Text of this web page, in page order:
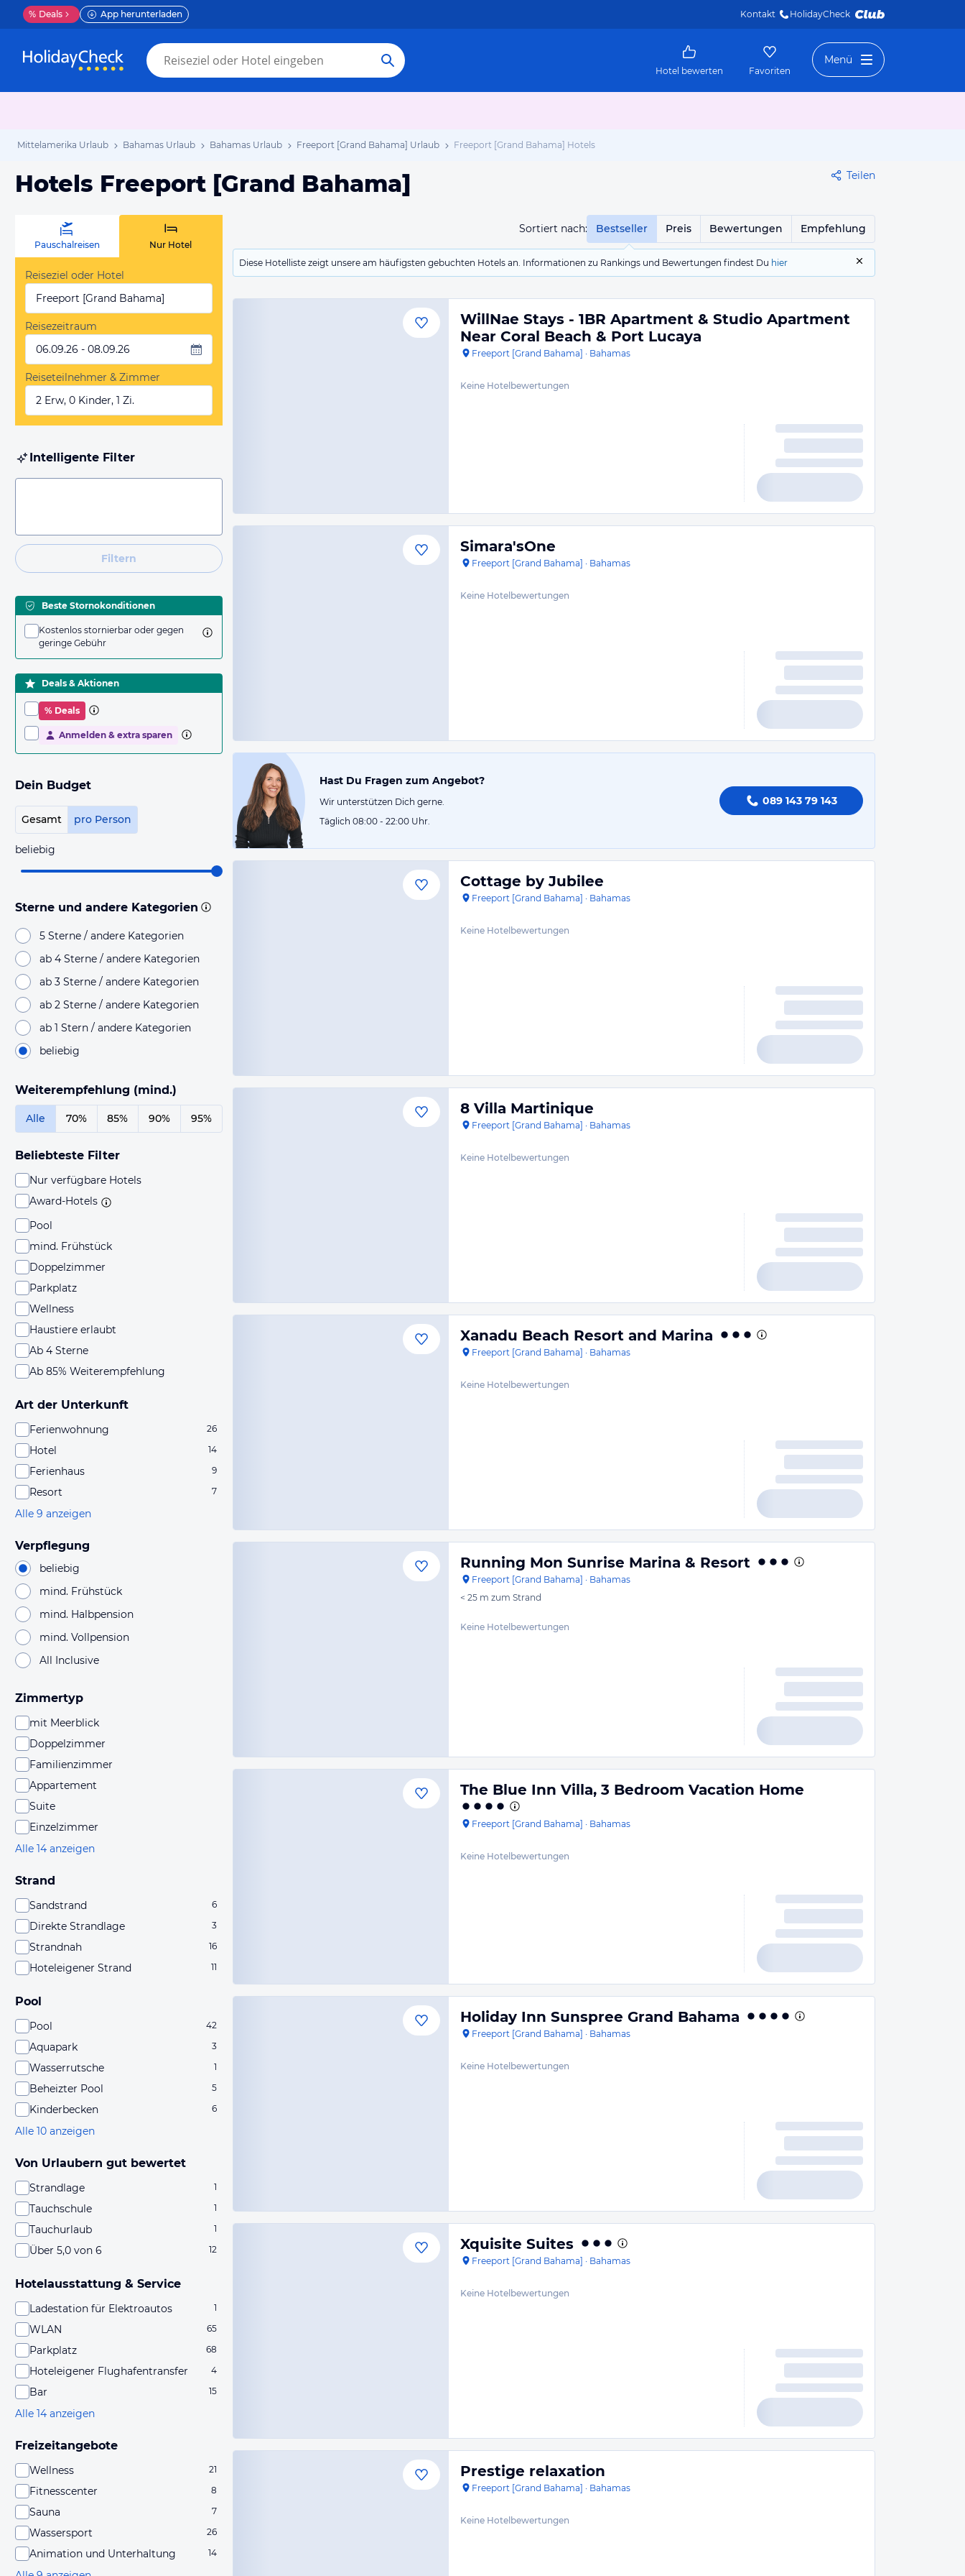
% Deals App herunterladen Kontakt HolidayCheck
Hotel bewerten Favoriten
Menü
Mittelamerika Urlaub Bahamas Urlaub Bahamas Urlaub Freeport [Grand Bahama] Urlaub Freeport [Grand Bahama] Hotels
Hotels Freeport [Grand Bahama] Teilen
Sortiert nach: Bestseller Preis Bewertungen Empfehlung
Diese Hotelliste zeigt unsere am häufigsten gebuchten Hotels an. Informationen zu Rankings und Bewertungen findest Du hier
Pauschalreisen Nur Hotel
Reiseziel oder Hotel
Freeport [Grand Bahama]
Reisezeitraum
06.09.26 - 08.09.26
Reiseteilnehmer & Zimmer
2 Erw, 0 Kinder, 1 Zi.
Intelligente Filter
Filtern
Beste Stornokonditionen
Kostenlos stornierbar oder gegen
geringe Gebühr
Deals & Aktionen
% Deals
Anmelden & extra sparen
Dein Budget
Gesamt pro Person
beliebig
Sterne und andere Kategorien
5 Sterne / andere Kategorien
ab 4 Sterne / andere Kategorien
ab 3 Sterne / andere Kategorien
ab 2 Sterne / andere Kategorien
ab 1 Stern / andere Kategorien
beliebig
Weiterempfehlung (mind.)
Alle 70% 85% 90% 95%
Beliebteste Filter
Nur verfügbare Hotels
Award-Hotels
Pool
mind. Frühstück
Doppelzimmer
Parkplatz
Wellness
Haustiere erlaubt
Ab 4 Sterne
Ab 85% Weiterempfehlung
Art der Unterkunft
Ferienwohnung 26
Hotel 14
Ferienhaus 9
Resort 7
Alle 9 anzeigen
Verpflegung
beliebig
mind. Frühstück
mind. Halbpension
mind. Vollpension
All Inclusive
Zimmertyp
mit Meerblick
Doppelzimmer
Familienzimmer
Appartement
Suite
Einzelzimmer
Alle 14 anzeigen
Strand
Sandstrand 6
Direkte Strandlage 3
Strandnah 16
Hoteleigener Strand 11
Pool
Pool 42
Aquapark 3
Wasserrutsche 1
Beheizter Pool 5
Kinderbecken 6
Alle 10 anzeigen
Von Urlaubern gut bewertet
Strandlage 1
Tauchschule 1
Tauchurlaub 1
Über 5,0 von 6 12
Hotelausstattung & Service
Ladestation für Elektroautos 1
WLAN 65
Parkplatz 68
Hoteleigener Flughafentransfer 4
Bar 15
Alle 14 anzeigen
Freizeitangebote
Wellness 21
Fitnesscenter 8
Sauna 7
Wassersport 26
Animation und Unterhaltung 14
WillNae Stays - 1BR Apartment & Studio Apartment
Near Coral Beach & Port Lucaya
Freeport [Grand Bahama] · Bahamas
Keine Hotelbewertungen
Simara'sOne
Freeport [Grand Bahama] · Bahamas
Keine Hotelbewertungen
Hast Du Fragen zum Angebot?
Wir unterstützen Dich gerne.
Täglich 08:00 - 22:00 Uhr.
089 143 79 143
Cottage by Jubilee
Freeport [Grand Bahama] · Bahamas
Keine Hotelbewertungen
8 Villa Martinique
Freeport [Grand Bahama] · Bahamas
Keine Hotelbewertungen
Xanadu Beach Resort and Marina
Freeport [Grand Bahama] · Bahamas
Keine Hotelbewertungen
Running Mon Sunrise Marina & Resort
Freeport [Grand Bahama] · Bahamas
< 25 m zum Strand
Keine Hotelbewertungen
The Blue Inn Villa, 3 Bedroom Vacation Home
Freeport [Grand Bahama] · Bahamas
Keine Hotelbewertungen
Holiday Inn Sunspree Grand Bahama
Freeport [Grand Bahama] · Bahamas
Keine Hotelbewertungen
Xquisite Suites
Freeport [Grand Bahama] · Bahamas
Keine Hotelbewertungen
Prestige relaxation
Freeport [Grand Bahama] · Bahamas
Keine Hotelbewertungen